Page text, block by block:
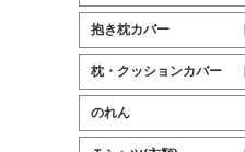
抱き枕カバー
枕・クッションカバー
のれん